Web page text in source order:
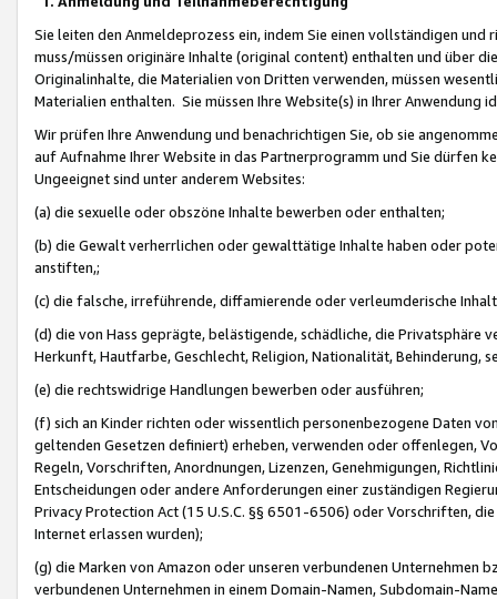
Sie leiten den Anmeldeprozess ein, indem Sie einen vollständigen
muss/müssen originäre Inhalte (original content) enthalten und über
Originalinhalte, die Materialien von Dritten verwenden, müssen
Materialien enthalten. Sie müssen Ihre Website(s) in Ihrer Anwendung
Wir prüfen Ihre Anwendung und benachrichtigen Sie, ob sie
auf Aufnahme Ihrer Website in das Partnerprogramm und Sie dürfen
Ungeeignet sind unter anderem Websites:
(a) die sexuelle oder obszöne Inhalte bewerben oder enthalten;
(b) die Gewalt verherrlichen oder gewalttätige Inhalte haben oder
anstiften,;
(c) die falsche, irreführende, diffamierende oder verleumderische
(d) die von Hass geprägte, belästigende, schädliche, die Privatsphäre
Herkunft, Hautfarbe, Geschlecht, Religion, Nationalität, Behinderung,
(e) die rechtswidrige Handlungen bewerben oder ausführen;
(f) sich an Kinder richten oder wissentlich personenbezogene Daten
geltenden Gesetzen definiert) erheben, verwenden oder offenlegen,
Regeln, Vorschriften, Anordnungen, Lizenzen, Genehmigungen,
Entscheidungen oder andere Anforderungen einer zuständigen
Privacy Protection Act (15 U.S.C. §§ 6501-6506) oder Vorschriften,
Internet erlassen wurden);
(g) die Marken von Amazon oder unseren verbundenen Unternehmen
verbundenen Unternehmen in einem Domain-Namen, Subdomain-